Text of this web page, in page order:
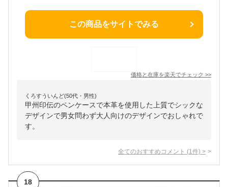
この商品をサイトでみる
価格と在庫を楽天でチェック >>
くろすういんど(50代・男性)
甲州印伝のペンケースで本革を使用した上質でシックな
デザインで男女問わず大人向けのデザインでおしゃれで
す。
全てのおすすめコメント (1 件) >
18